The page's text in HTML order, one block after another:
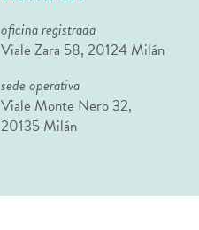
oficina registrada
Viale Zara 58, 20124 Milán
sede operativa
Viale Monte Nero 32,
20135 Milán